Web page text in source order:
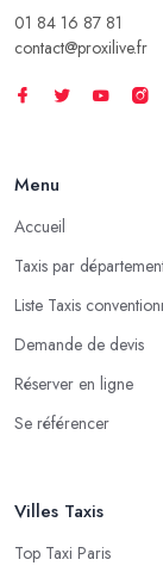
01 84 16 87 81
contact@proxilive.fr
Menu
Accueil
Taxis par
Liste Taxis
Demande de devis
Réserver en ligne
Se référencer
Villes Taxis
Top Taxi Paris